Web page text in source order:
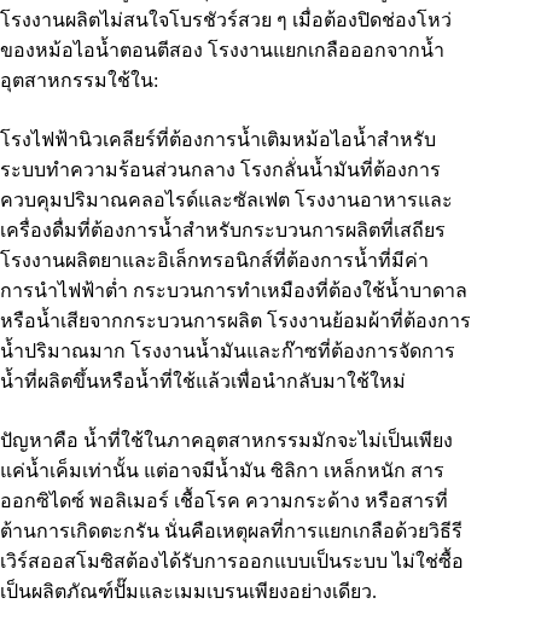
โรงงานผลิตไม่สนใจโบรชัวร์สวย ๆ เมื่อต้องปิดช่องโหว่
ของหม้อไอน้ำตอนตีสอง โรงงานแยกเกลือออกจากน้ำ
อุตสาหกรรมใช้ใน:
โรงไฟฟ้านิวเคลียร์ที่ต้องการน้ำเติมหม้อไอน้ำสำหรับ
ระบบทำความร้อนส่วนกลาง โรงกลั่นน้ำมันที่ต้องการ
ควบคุมปริมาณคลอไรด์และซัลเฟต โรงงานอาหารและ
เครื่องดื่มที่ต้องการน้ำสำหรับกระบวนการผลิตที่เสถียร
โรงงานผลิตยาและอิเล็กทรอนิกส์ที่ต้องการน้ำที่มีค่า
การนำไฟฟ้าต่ำ กระบวนการทำเหมืองที่ต้องใช้น้ำบาดาล
หรือน้ำเสียจากกระบวนการผลิต โรงงานย้อมผ้าที่ต้องการ
น้ำปริมาณมาก โรงงานน้ำมันและก๊าซที่ต้องการจัดการ
น้ำที่ผลิตขึ้นหรือน้ำที่ใช้แล้วเพื่อนำกลับมาใช้ใหม่
ปัญหาคือ น้ำที่ใช้ในภาคอุตสาหกรรมมักจะไม่เป็นเพียง
แค่น้ำเค็มเท่านั้น แต่อาจมีน้ำมัน ซิลิกา เหล็กหนัก สาร
ออกซิไดซ์ พอลิเมอร์ เชื้อโรค ความกระด้าง หรือสารที่
ต้านการเกิดตะกรัน นั่นคือเหตุผลที่การแยกเกลือด้วยวิธีรี
เวิร์สออสโมซิสต้องได้รับการออกแบบเป็นระบบ ไม่ใช่ซื้อ
เป็นผลิตภัณฑ์ปั๊มและเมมเบรนเพียงอย่างเดียว.